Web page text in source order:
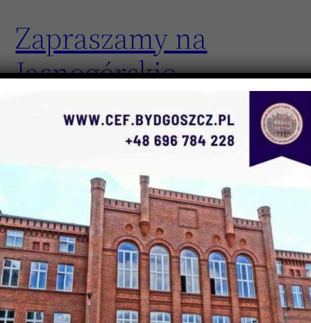
Zapraszamy na
Jasnogórskie
Rekolekcje
Eucharystyczne